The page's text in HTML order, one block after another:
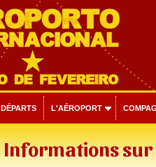
DÉPARTS L'AÉROPORT
Informations sur